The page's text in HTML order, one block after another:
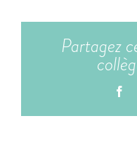
Partagez